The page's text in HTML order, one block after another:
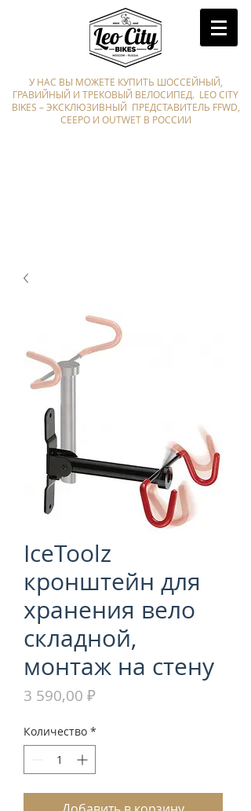
У НАС ВЫ МОЖЕТЕ КУПИТЬ ШОССЕЙНЫЙ,
ГРАВИЙНЫЙ И ТРЕКОВЫЙ ВЕЛОСИПЕД. LEO CITY
BIKES – ЭКСКЛЮЗИВНЫЙ ПРЕДСТАВИТЕЛЬ FFWD,
CEEPO И OUTWET В РОССИИ
IceToolz
кронштейн для
хранения вело
складной,
монтаж на стену
3 590,00 ₽Цена
Количество *